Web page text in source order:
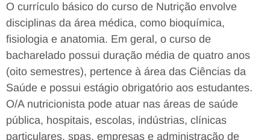
O currículo básico do curso de Nutrição envolve
disciplinas da área médica, como bioquímica,
fisiologia e anatomia. Em geral, o curso de
bacharelado possui duração média de quatro anos
(oito semestres), pertence à área das Ciências da
Saúde e possui estágio obrigatório aos estudantes.
O/A nutricionista pode atuar nas áreas de saúde
pública, hospitais, escolas, indústrias, clínicas
particulares, spas, empresas e administração de